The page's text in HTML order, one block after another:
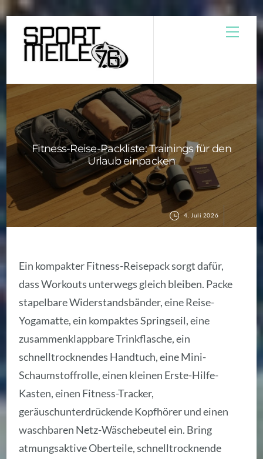
Skip
content
4. Juli 2026
Fitness-Reise-Packliste: Trainings für den
Urlaub einpacken
Ein kompakter Fitness-Reisepack sorgt dafür,
dass Workouts unterwegs gleich bleiben. Packe
stapelbare Widerstandsbänder, eine Reise-
Yogamatte, ein kompaktes Springseil, eine
zusammenklappbare Trinkflasche, ein
schnelltrocknendes Handtuch, eine Mini-
Schaumstoffrolle, einen kleinen Erste-Hilfe-
Kasten, einen Fitness-Tracker,
geräuschunterdrückende Kopfhörer und einen
waschbaren Netz-Wäschebeutel ein. Bring
atmungsaktive Oberteile, schnelltrocknende